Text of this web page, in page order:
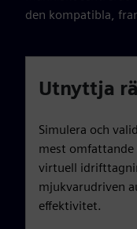
den kompatibla,
Utnyttja
Simulera och
mest
virtuell
mjukvarudriven
effektivitet.